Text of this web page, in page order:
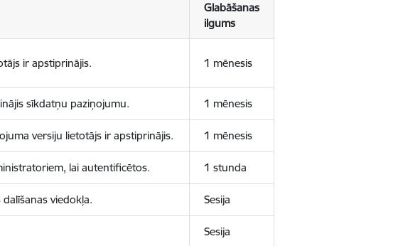
Glabāšanas
ilgums
ir apstiprinājis. 1 mēnesis
sīkdatņu paziņojumu. 1 mēnesis
versiju lietotājs ir apstiprinājis. 1 mēnesis
lai autentificētos. 1 stunda
viedokļa. Sesija
Sesija